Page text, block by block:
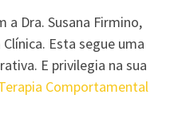
a Dra. Susana Firmino,
Esta segue uma
E privilegia na sua
Comportamental